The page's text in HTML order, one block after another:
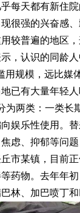
每天都有新住
很强的兴奋感、
较普遍的地区
，认识的同龄
用规模，远比媒
已有大量年轻
为两类：一类长
娱乐性使用。
虑、抑郁等问
市某镇，目前
药物。去年年
林、加巴喷丁和